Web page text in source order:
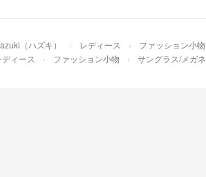
（ハズキ） レディース ファッション小物
ディース ファッション小物 サングラス/メガネ